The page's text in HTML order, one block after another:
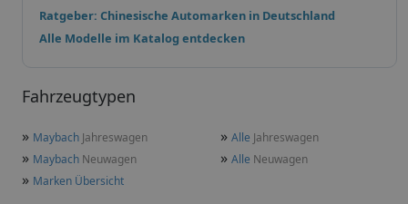
Ratgeber: Chinesische Automarken in Deutschland
Alle Modelle im Katalog entdecken
Fahrzeugtypen
» Maybach Jahreswagen » Alle Jahreswagen
» Maybach Neuwagen » Alle Neuwagen
» Marken Übersicht